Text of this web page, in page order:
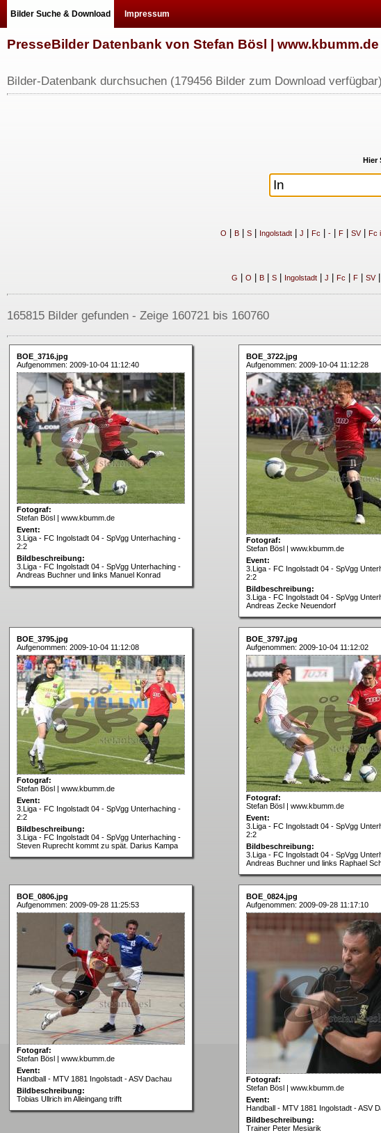
Bilder Suche & Download Impressum
PresseBilder Datenbank von Stefan Bösl | www.kbumm.de
Bilder-Datenbank durchsuchen (179456 Bilder zum Download verfügbar)
Hier
O B| S| Ingolstadt| J Fc -| F| SV| Fc
G O B| S| Ingolstadt| J Fc F| SV|
165815 Bilder gefunden - Zeige 160721 bis 160760
BOE_3716.jpg
Aufgenommen: 2009-10-04 11:12:40
Fotograf:
Stefan Bösl | www.kbumm.de
Event:
3.Liga - FC Ingolstadt 04 - SpVgg Unterhaching -
2:2
Bildbeschreibung:
3.Liga - FC Ingolstadt 04 - SpVgg Unterhaching -
Andreas Buchner und links Manuel Konrad
BOE_3722.jpg
Aufgenommen: 2009-10-04 11:12:28
Fotograf:
Stefan Bösl | www.kbumm.de
Event:
3.Liga - FC Ingolstadt 04 - SpVgg
2:2
Bildbeschreibung:
3.Liga - FC Ingolstadt 04 - SpVgg
Andreas Zecke Neuendorf
BOE_3795.jpg
Aufgenommen: 2009-10-04 11:12:08
Fotograf:
Stefan Bösl | www.kbumm.de
Event:
3.Liga - FC Ingolstadt 04 - SpVgg Unterhaching -
2:2
Bildbeschreibung:
3.Liga - FC Ingolstadt 04 - SpVgg Unterhaching -
Steven Ruprecht kommt zu spät. Darius Kampa
BOE_3797.jpg
Aufgenommen: 2009-10-04 11:12:02
Fotograf:
Stefan Bösl | www.kbumm.de
Event:
3.Liga - FC Ingolstadt 04 - SpVgg
2:2
Bildbeschreibung:
3.Liga - FC Ingolstadt 04 - SpVgg
Andreas Buchner und links Raphael
BOE_0806.jpg
Aufgenommen: 2009-09-28 11:25:53
Fotograf:
Stefan Bösl | www.kbumm.de
Event:
Handball - MTV 1881 Ingolstadt - ASV Dachau
Bildbeschreibung:
Tobias Ullrich im Alleingang trifft
BOE_0824.jpg
Aufgenommen: 2009-09-28 11:17:10
Fotograf:
Stefan Bösl | www.kbumm.de
Event:
Handball - MTV 1881 Ingolstadt - ASV
Bildbeschreibung:
Trainer Peter Mesiarik